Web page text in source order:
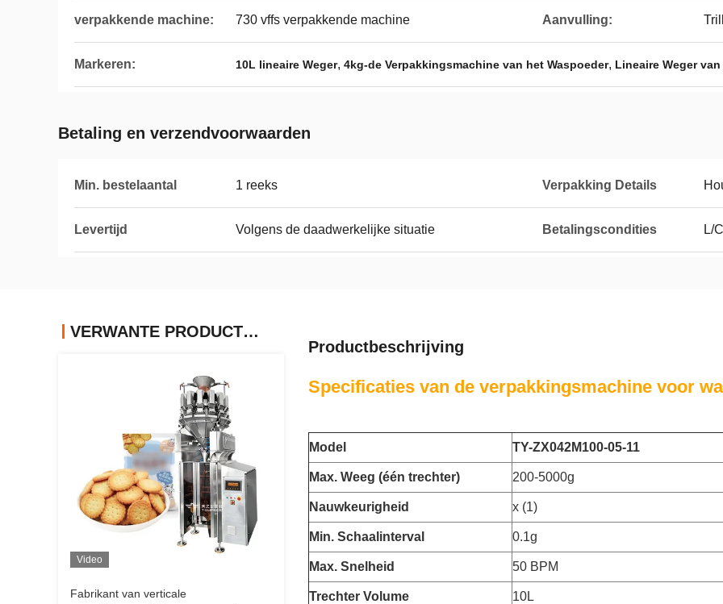
verpakkende machine: 730 vffs verpakkende machine Aanvulling:
Markeren: 10L lineaire Weger, 4kg-de Verpakkingsmachine van het Waspoeder, Lineaire Weger
Betaling en verzendvoorwaarden
Min. bestelaantal 1 reeks Verpakking Details
Levertijd Volgens de daadwerkelijke situatie Betalingscondities L/
VERWANTE PRODUCTEN
Video
Fabrikant van verticale
Productbeschrijving
Specificaties van de verpakkingsmachine voor
Model TY-ZX042M100-05-11
Max. Weeg (één trechter) 200-5000g
Nauwkeurigheid x (1)
Min. Schaalinterval 0.1g
Max. Snelheid 50 BPM
Trechter Volume 10L